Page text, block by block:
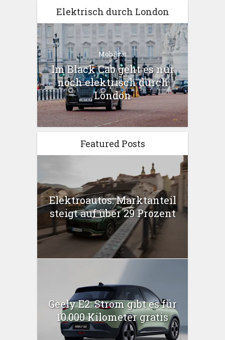
Elektrisch durch London
Mobilität
Im Black Cab geht es nur
noch elektrisch durch
London
Featured Posts
Elektroautos: Marktanteil
steigt auf über 29 Prozent
Geely E2: Strom gibt es für
10.000 Kilometer gratis